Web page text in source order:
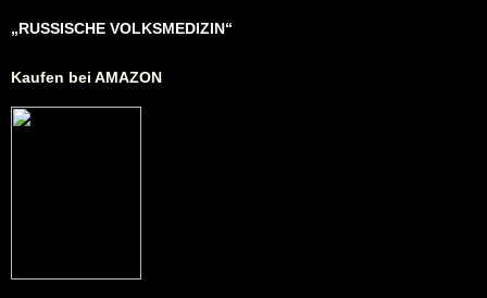
„RUSSISCHE VOLKSMEDIZIN“
Kaufen bei AMAZON